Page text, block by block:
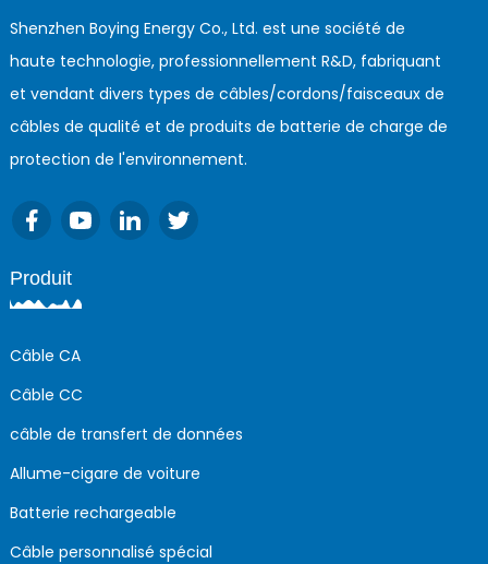
Shenzhen Boying Energy Co., Ltd. est une société de
haute technologie, professionnellement R&D, fabriquant
et vendant divers types de câbles/cordons/faisceaux de
câbles de qualité et de produits de batterie de charge de
protection de l'environnement.
Produit
Câble CA
Câble CC
câble de transfert de données
Allume-cigare de voiture
Batterie rechargeable
Câble personnalisé spécial